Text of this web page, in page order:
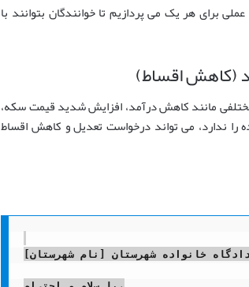
برای هر یک می پردازیم تا خوانندگان بتوانند با
(کاهش اقساط)
مانند کاهش درآمد، افزایش شدید قیمت سکه،
را ندارد، می تواند درخواست تعدیل و کاهش اقساط
خانواده شهرستان [نام شهرستان]